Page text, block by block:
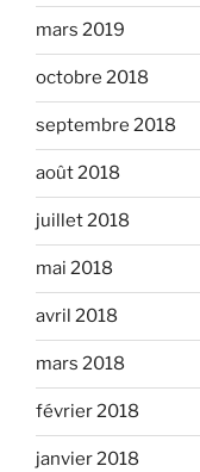
mars 2019
octobre 2018
septembre 2018
août 2018
juillet 2018
mai 2018
avril 2018
mars 2018
février 2018
janvier 2018